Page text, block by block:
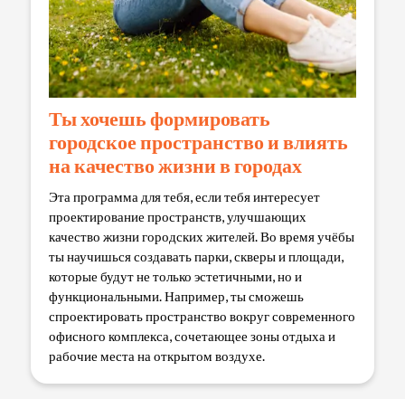
Ты хочешь формировать
городское пространство и влиять
на качество жизни в городах
Эта программа для тебя, если тебя интересует
проектирование пространств, улучшающих
качество жизни городских жителей. Во время учёбы
ты научишься создавать парки, скверы и площади,
которые будут не только эстетичными, но и
функциональными. Например, ты сможешь
спроектировать пространство вокруг современного
офисного комплекса, сочетающее зоны отдыха и
рабочие места на открытом воздухе.